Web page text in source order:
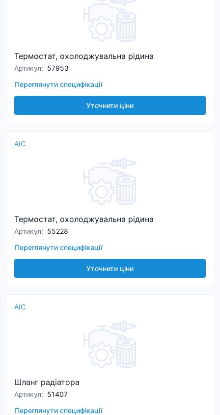
Термостат, охолоджувальна рідина
Артикул: 57953
Переглянути специфікації
Уточнити ціни
AIC
Термостат, охолоджувальна рідина
Артикул: 55228
Переглянути специфікації
Уточнити ціни
AIC
Шланг радіатора
Артикул: 51407
Переглянути специфікації